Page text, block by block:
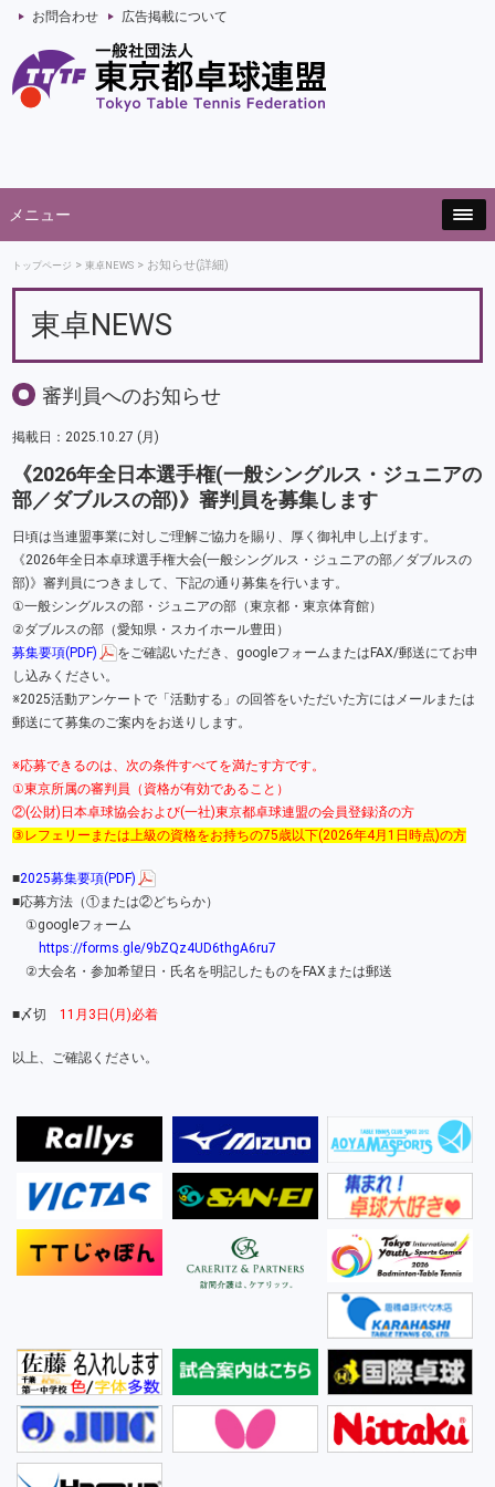
お問合わせ 広告掲載について
メニュー
トップページ 東卓NEWS お知らせ(詳細)
東卓NEWS
審判員へのお知らせ
掲載日：2025.10.27 (月)
《2026年全日本選手権(一般シングルス・ジュニアの
部／ダブルスの部)》審判員を募集します
日頃は当連盟事業に対しご理解ご協力を賜り、厚く御礼申し上げます。
《2026年全日本卓球選手権大会(一般シングルス・ジュニアの部／ダブルスの
部)》審判員につきまして、下記の通り募集を行います。
①一般シングルスの部・ジュニアの部（東京都・東京体育館）
②ダブルスの部（愛知県・スカイホール豊田）
募集要項(PDF)
をご確認いただき、googleフォームまたはFAX/郵送にてお申
し込みください。
※2025活動アンケートで「活動する」の回答をいただいた方にはメールまたは
郵送にて募集のご案内をお送りします。
※応募できるのは、次の条件すべてを満たす方です。
①東京所属の審判員（資格が有効であること）
②(公財)日本卓球協会および(一社)東京都卓球連盟の会員登録済の方
③レフェリーまたは上級の資格をお持ちの75歳以下(2026年4月1日時点)の方
■2025募集要項(PDF)
■応募方法（①または②どちらか）
①googleフォーム
https://forms.gle/9bZQz4UD6thgA6ru7
②大会名・参加希望日・氏名を明記したものをFAXまたは郵送
■〆切11月3日(月)必着
以上、ご確認ください。